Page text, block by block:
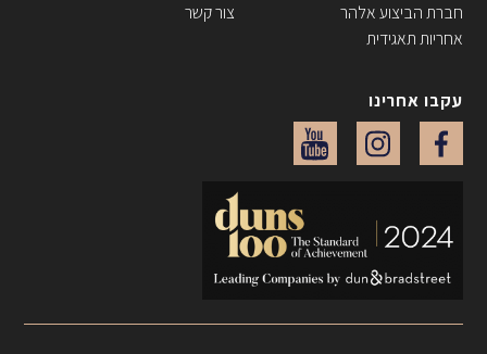
חברת הביצוע אלהר
אחריות תאגידית
צור קשר
עקבו אחרינו